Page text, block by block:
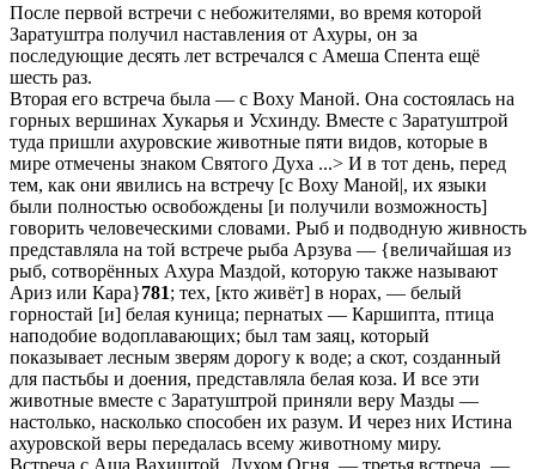
После первой встречи с небожителями, во время которой
Заратуштра получил наставления от Ахуры, он за
последующие десять лет встречался с Амеша Спента ещё
шесть раз.
Вторая его встреча была — с Boxy Маной. Она состоялась на
горных вершинах Хукарья и Усхинду. Вместе с Заратуштрой
туда пришли ахуровские животные пяти видов, которые в
мире отмечены знаком Святого Духа ...> И в тот день, перед
тем, как они явились на встречу [с Воху Маной|, их языки
были полностью освобождены [и получили возможность]
говорить человеческими словами. Рыб и подводную живность
представляла на той встрече рыба Арзува — {величайшая из
рыб, сотворённых Ахура Маздой, которую также называют
Apиз или Кара}781; тех, [кто живёт] в норах, — белый
горностай [и] белая куница; пернатых — Каршипта, птица
наподобие водоплавающих; был там заяц, который
показывает лесным зверям дорогу к воде; а скот, созданный
для пастьбы и доения, представляла белая коза. И все эти
животные вместе с Заратуштрой приняли веру Мазды —
настолько, насколько способен их разум. И через них Истина
ахуровской веры передалась всему животному миру.
Встреча с Аша Вахиштой, Духом Огня, — третья встреча, —